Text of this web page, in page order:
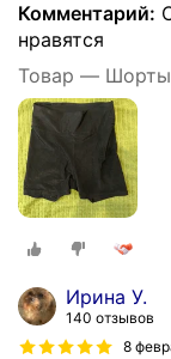
Комментарий:
нравятся
Товар — Шорты
Ирина У.
140 отзывов
8